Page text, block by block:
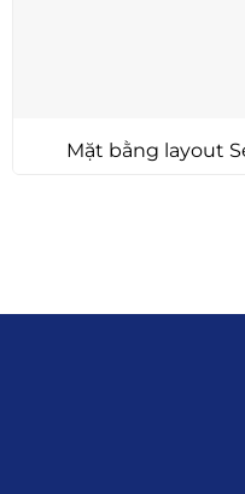
Mặt bằng layout